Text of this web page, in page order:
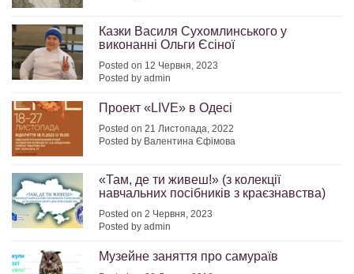
Казки Василя Сухомлинського у
виконанні Ольги Єсіної
Posted on 12 Червня, 2023
Posted by admin
Проект «LIVE» в Одесі
Posted on 21 Листопада, 2022
Posted by Валентина Єфімова
«Там, де ти живеш!» (з колекції
навчальних посібників з краєзнавства)
Posted on 2 Червня, 2023
Posted by admin
Музейне заняття про самураїв